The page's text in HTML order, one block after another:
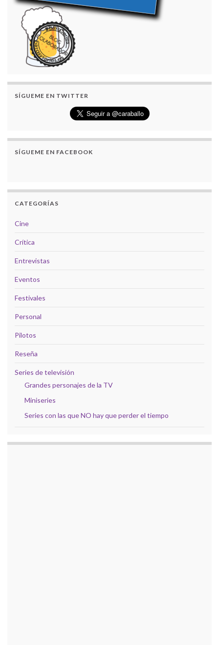
SÍGUEME EN TWITTER
SÍGUEME EN FACEBOOK
CATEGORÍAS
Cine
Crítica
Entrevistas
Eventos
Festivales
Personal
Pilotos
Reseña
Series de televisión
Grandes personajes de la TV
Miniseries
Series con las que NO hay que perder el tiempo